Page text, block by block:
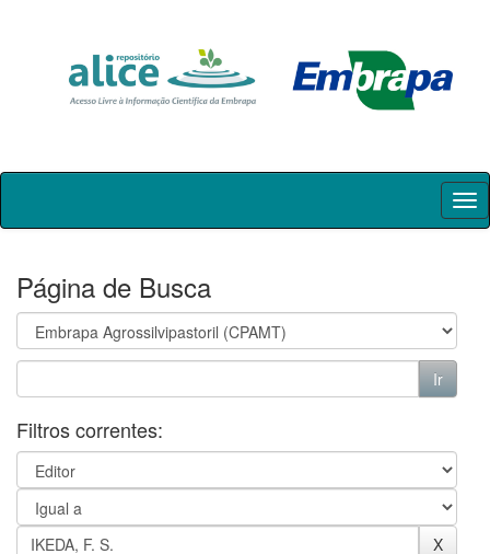
Skip
Página de Busca
Filtros correntes: